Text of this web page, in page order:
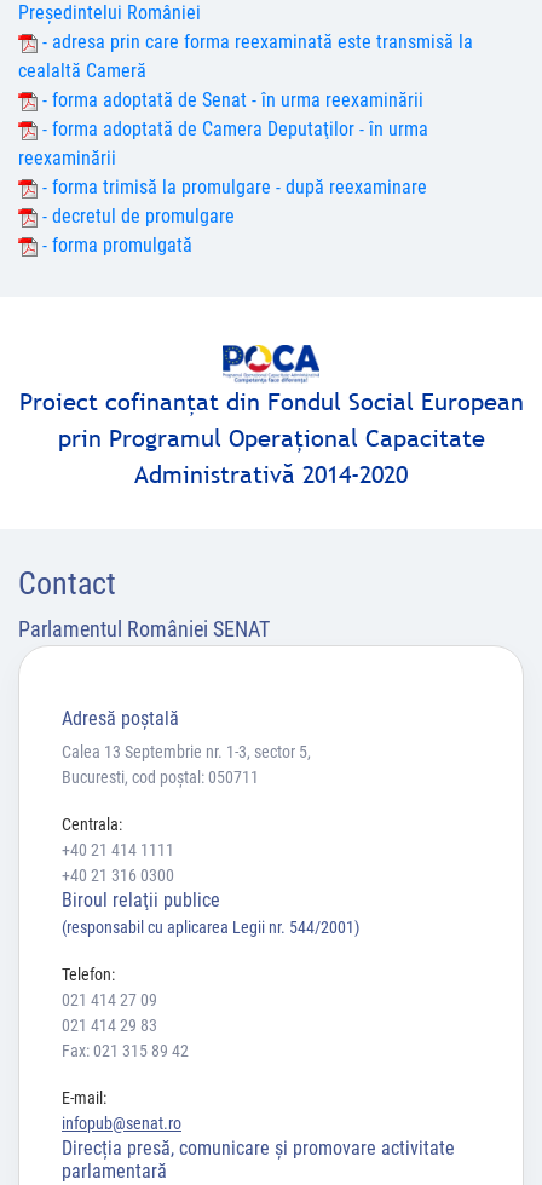
Președintelui României
- adresa prin care forma reexaminată este transmisă la
cealaltă Cameră
- forma adoptată de Senat - în urma reexaminării
- forma adoptată de Camera Deputaţilor - în urma
reexaminării
- forma trimisă la promulgare - după reexaminare
- decretul de promulgare
- forma promulgată
Proiect cofinanţat din Fondul Social European
prin Programul Operaţional Capacitate
Administrativă 2014-2020
Contact
Parlamentul României SENAT
Adresă poştală
Calea 13 Septembrie nr. 1-3, sector 5,
Bucuresti, cod poștal: 050711
Centrala:
+40 21 414 1111
+40 21 316 0300
Biroul relaţii publice
(responsabil cu aplicarea Legii nr. 544/2001)
Telefon:
021 414 27 09
021 414 29 83
Fax: 021 315 89 42
E-mail:
infopub@senat.ro
Direcția presă, comunicare și promovare activitate
parlamentară